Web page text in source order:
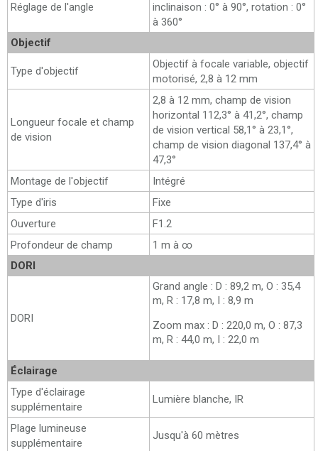
Réglage de l'angle
inclinaison : 0° à 90°, rotation : 0°
à 360°
Objectif
Type d'objectif
Objectif à focale variable, objectif
motorisé, 2,8 à 12 mm
Longueur focale et champ
de vision
2,8 à 12 mm, champ de vision
horizontal 112,3° à 41,2°, champ
de vision vertical 58,1° à 23,1°,
champ de vision diagonal 137,4° à
47,3°
Montage de l'objectif
Intégré
Type d'iris
Fixe
Ouverture
F1.2
Profondeur de champ
1 m à ∞
DORI
DORI
Grand angle : D : 89,2 m, O : 35,4
m, R : 17,8 m, I : 8,9 m
Zoom max : D : 220,0 m, O : 87,3
m, R : 44,0 m, I : 22,0 m
Éclairage
Type d'éclairage
supplémentaire
Lumière blanche, IR
Plage lumineuse
supplémentaire
Jusqu'à 60 mètres